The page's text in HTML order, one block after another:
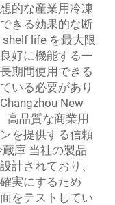
的な産業用冷凍
きる効果的な断
life を最大限
好に機能する一
期間使用できる
いる必要があり
New
高品質な商業用
を提供する信頼
蔵庫 当社の製品
計されており、
実にするため
をテストしてい